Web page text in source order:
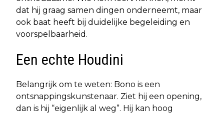
dat hij graag samen dingen onderneemt, maar
ook baat heeft bij duidelijke begeleiding en
voorspelbaarheid.
Een echte Houdini
Belangrijk om te weten: Bono is een
ontsnappingskunstenaar. Ziet hij een opening,
dan is hij “eigenlijk al weg”. Hij kan hoog